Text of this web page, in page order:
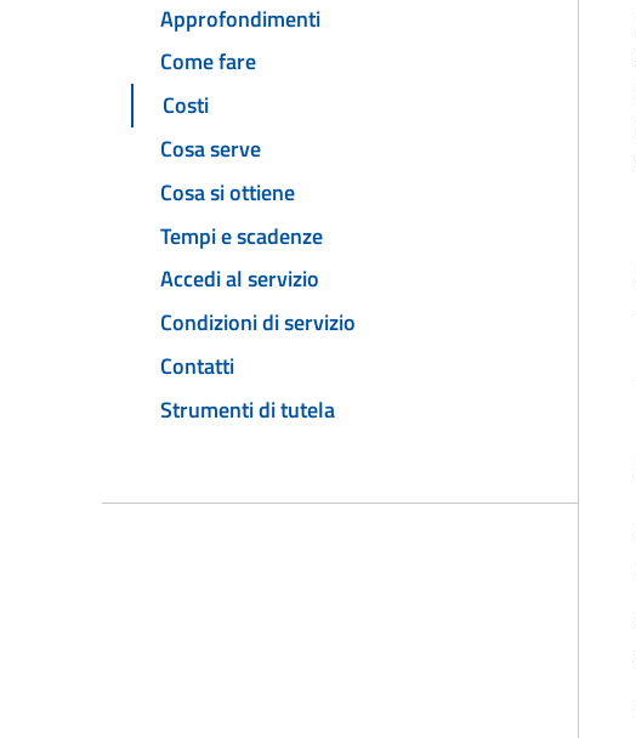
Approfondimenti
Come fare
Costi
Cosa serve
Cosa si ottiene
Tempi e scadenze
Accedi al servizio
Condizioni di servizio
Contatti
Strumenti di tutela